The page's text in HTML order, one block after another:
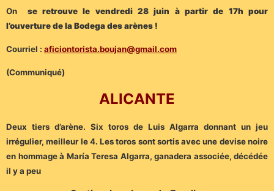
On
se retrouve le vendredi 28 juin à partir de 17h pour
l’ouverture de la Bodega des arènes !
Courriel : aficiontorista.boujan@gmail.com
(Communiqué)
ALICANTE
Deux tiers d’arène. Six toros de Luis Algarra donnant un jeu
irrégulier, meilleur le 4. Les toros sont sortis avec une devise noire
en hommage à María Teresa Algarra, ganadera associée, décédée
il y a peu